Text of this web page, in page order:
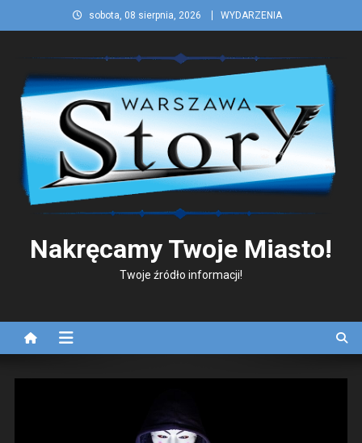
to
sobota, 08 sierpnia, 2026 WYDARZENIA
Nakręcamy Twoje Miasto!
Twoje źródło informacji!